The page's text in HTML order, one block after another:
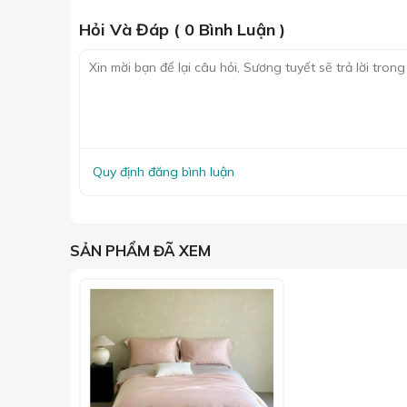
Lụa có cấu trúc sợi siêu
Thoáng khí và hút ẩm
thể trong suốt đêm ngủ.
Điều hòa nhiệt độ
Lụa có khả năng điều
Hỏi Và Đáp ( 0 Bình Luận )
Quy định đăng bình luận
SẢN PHẨM ĐÃ XEM